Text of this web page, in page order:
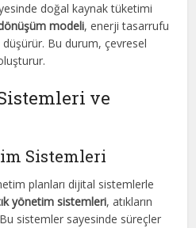
doğal kaynak tüketimi
modeli, enerji tasarrufu
düşürür. Bu durum, çevresel
ve
Sistemleri
planları dijital sistemlerle
yönetim sistemleri, atıkların
sistemler sayesinde süreçler